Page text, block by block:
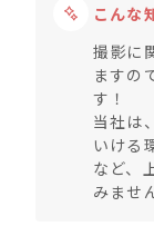
こんな
撮影に
ますの
す！
当社は
いける
など、
みませ